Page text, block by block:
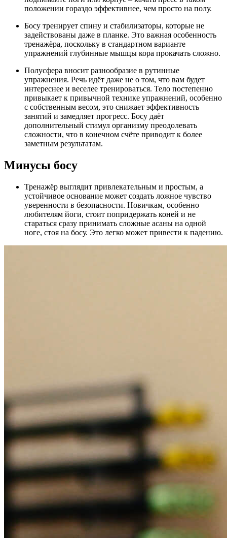
положении гораздо эффективнее, чем просто на полу.
Босу тренирует спину и стабилизаторы, которые не
задействованы даже в планке. Это важная особенность
тренажёра, поскольку в стандартном варианте
упражнений глубинные мышцы кора прокачать сложно.
Полусфера вносит разнообразие в рутинные
упражнения. Речь идёт даже не о том, что вам будет
интереснее и веселее тренироваться. Тело постепенно
привыкает к привычной технике упражнений, особенно
с собственным весом, это снижает эффективность
занятий и замедляет прогресс. Босу даёт
дополнительный стимул организму преодолевать
сложности, что в конечном счёте приводит к более
заметным результатам.
Минусы босу
Тренажёр выглядит привлекательным и простым, а
устойчивое основание может создать ложное чувство
уверенности в безопасности. Новичкам, особенно
любителям йоги, стоит попридержать коней и не
стараться сразу принимать сложные асаны на одной
ноге, стоя на босу. Это легко может привести к падению.